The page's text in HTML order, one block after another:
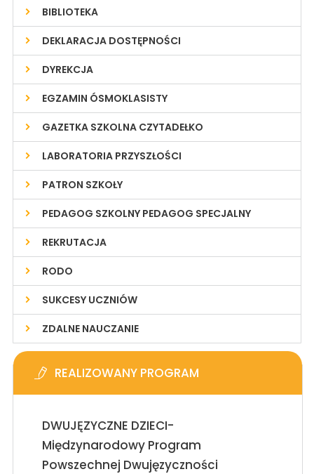
BIBLIOTEKA
DEKLARACJA DOSTĘPNOŚCI
DYREKCJA
EGZAMIN ÓSMOKLASISTY
GAZETKA SZKOLNA CZYTADEŁKO
LABORATORIA PRZYSZŁOŚCI
PATRON SZKOŁY
PEDAGOG SZKOLNY PEDAGOG SPECJALNY
REKRUTACJA
RODO
SUKCESY UCZNIÓW
ZDALNE NAUCZANIE
REALIZOWANY PROGRAM
DWUJĘZYCZNE DZIECI-
Międzynarodowy Program
Powszechnej Dwujęzyczności